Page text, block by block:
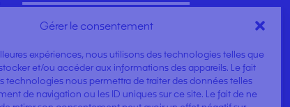
Gérer le consentement
expériences, nous utilisons des technologies telles que
et/ou accéder aux informations des appareils. Le fait
technologies nous permettra de traiter des données telles
de navigation ou les ID uniques sur ce site. Le fait de ne
SURGICAL GOWN